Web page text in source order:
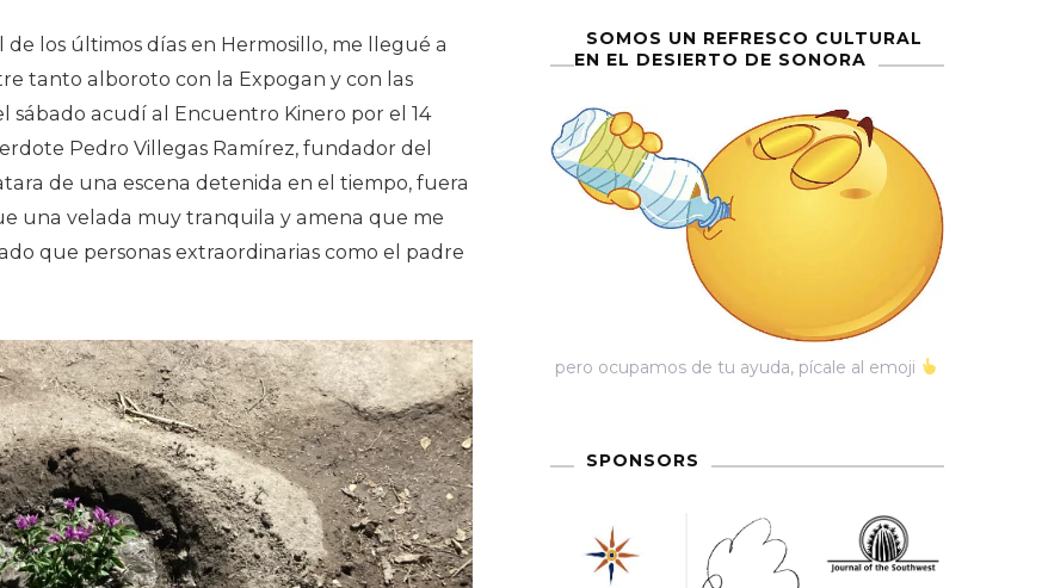
los últimos días en Hermosillo, me llegué a
tanto alboroto con la Expogan y con las
sábado acudí al Encuentro Kinero por el 14
Pedro Villegas Ramírez, fundador del
de una escena detenida en el tiempo, fuera
una velada muy tranquila y amena que me
que personas extraordinarias como el padre
SOMOS UN REFRESCO CULTURAL
EN EL DESIERTO DE SONORA
pero ocupamos de tu ayuda, pícale al emoji
SPONSORS